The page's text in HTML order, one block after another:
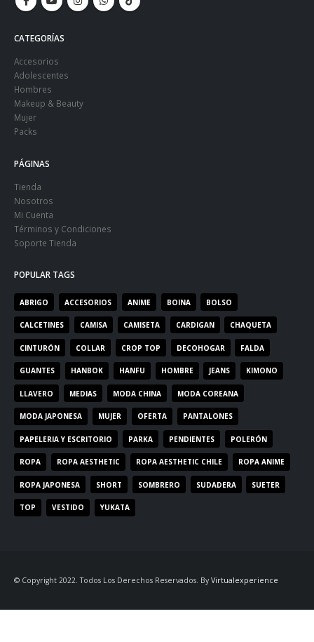
CATEGORÍAS
Accesorios
Adolescentes
Hombres
Makeup & Beauty
Mujer
Packs
PÁGINAS
Tienda
Nosotros
Mi Cuenta
Términos y Condiciones
Soporte Tienda
POPULAR TAGS
ABRIGO ACCESORIOS ANIME BOINA BOLSO
CALCETINES CAMISA CAMISETA CARDIGAN CHAQUETA
CINTURÓN COLLAR CROP TOP DECOHOGAR FALDA
GUANTES HANBOK HANFU HOMBRE JEANS KIMONO
LLAVERO MEDIAS MODA CHINA MODA COREANA
MODA JAPONESA MUJER OFERTA PANTALONES
PAPELERIA Y ESCRITORIO PARKA PENDIENTES POLERÓN
ROPA ROPA AESTHETIC ROPA AESTHETIC CHILE ROPA ANIME
ROPA JAPONESA SHORT SOMBRERO SUDADERA SUETER
TOP VESTIDO YUKATA
© Copyright 2022. Todos Los Derechos Reservados. By Virtualexperience